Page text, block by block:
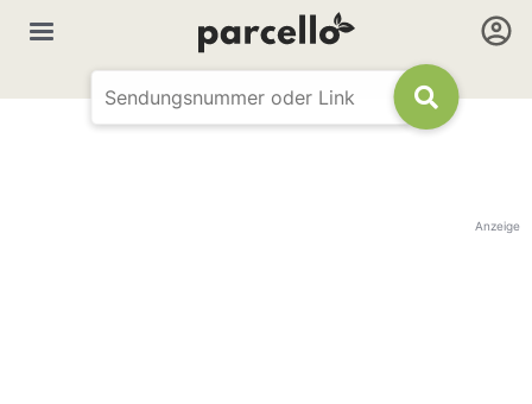
Anzeige